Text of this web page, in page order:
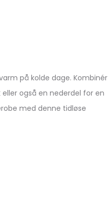
på kolde dage. Kombinér
også en nederdel for en
med denne tidløse